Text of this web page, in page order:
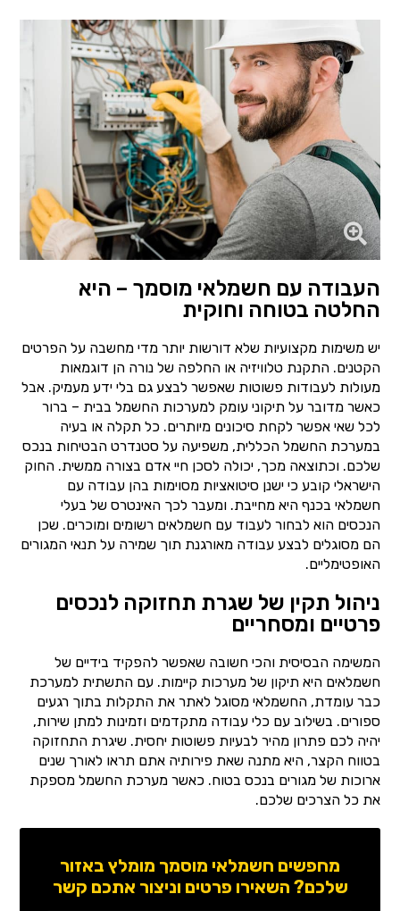
העבודה עם חשמלאי מוסמך – היא
החלטה בטוחה וחוקית
יש משימות מקצועיות שלא דורשות יותר מדי מחשבה על הפרטים
הקטנים. התקנת טלוויזיה או החלפה של נורה הן דוגמאות
מעולות לעבודות פשוטות שאפשר לבצע גם בלי ידע מעמיק. אבל
כאשר מדובר על תיקוני עומק למערכות החשמל בבית – ברור
לכל שאי אפשר לקחת סיכונים מיותרים. כל תקלה או בעיה
במערכת החשמל הכללית, משפיעה על סטנדרט הבטיחות בנכס
שלכם. וכתוצאה מכך, יכולה לסכן חיי אדם בצורה ממשית. החוק
הישראלי קובע כי ישנן סיטואציות מסוימות בהן עבודה עם
חשמלאי בכנף היא מחייבת. ומעבר לכך האינטרס של בעלי
הנכסים הוא לבחור לעבוד עם חשמלאים רשומים ומוכרים. שכן
הם מסוגלים לבצע עבודה מאורגנת תוך שמירה על תנאי המגורים
האופטימליים.
ניהול תקין של שגרת תחזוקה לנכסים
פרטיים ומסחריים
המשימה הבסיסית והכי חשובה שאפשר להפקיד בידיים של
חשמלאים היא תיקון של מערכות קיימות. עם התשתית למערכת
כבר עומדת, החשמלאי מסוגל לאתר את התקלות בתוך רגעים
ספורים. בשילוב עם כלי עבודה מתקדמים וזמינות למתן שירות,
יהיה לכם פתרון מהיר לבעיות פשוטות יחסית. שיגרת התחזוקה
בטווח הקצר, היא מתנה שאת פירותיה אתם תראו לאורך שנים
ארוכות של מגורים בנכס בטוח. כאשר מערכת החשמל מספקת
את כל הצרכים שלכם.
מחפשים חשמלאי מוסמך מומלץ באזור
שלכם? השאירו פרטים וניצור אתכם קשר